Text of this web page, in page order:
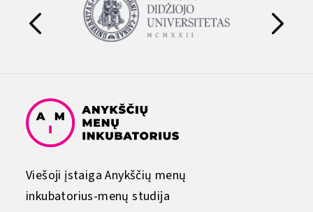
Viešoji įstaiga Anykščių menų
inkubatorius-menų studija